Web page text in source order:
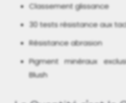
Classement glissance
30 tests résistance aux
Résistance abrasion
Pigment minéraux
Blush